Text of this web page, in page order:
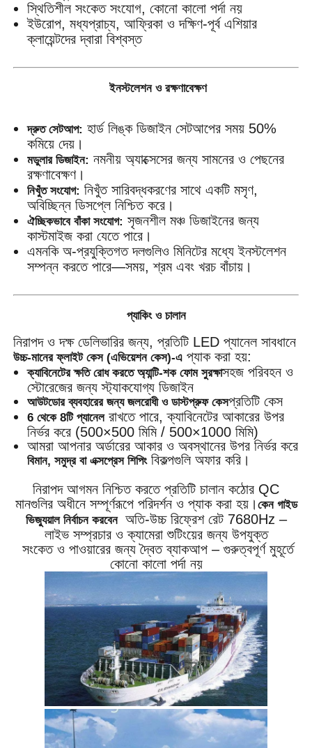
স্থিতিশীল সংকেত সংযোগ, কোনো কালো পর্দা নয়
ইউরোপ, মধ্যপ্রাচ্য, আফ্রিকা ও দক্ষিণ-পূর্ব এশিয়ার
ক্লায়েন্টদের দ্বারা বিশ্বস্ত
ইনস্টলেশন ও রক্ষণাবেক্ষণ
দ্রুত সেটআপ: হার্ড লিঙ্ক ডিজাইন সেটআপের সময় 50%
কমিয়ে দেয়।
মডুলার ডিজাইন: নমনীয় অ্যাক্সেসের জন্য সামনের ও পেছনের
রক্ষণাবেক্ষণ।
নিখুঁত সংযোগ: নিখুঁত সারিবদ্ধকরণের সাথে একটি মসৃণ,
অবিচ্ছিন্ন ডিসপ্লে নিশ্চিত করে।
ঐচ্ছিকভাবে বাঁকা সংযোগ: সৃজনশীল মঞ্চ ডিজাইনের জন্য
কাস্টমাইজ করা যেতে পারে।
এমনকি অ-প্রযুক্তিগত দলগুলিও মিনিটের মধ্যে ইনস্টলেশন
সম্পন্ন করতে পারে—সময়, শ্রম এবং খরচ বাঁচায়।
প্যাকিং ও চালান
নিরাপদ ও দক্ষ ডেলিভারির জন্য, প্রতিটি LED প্যানেল সাবধানে
উচ্চ-মানের ফ্লাইট কেস (এভিয়েশন কেস)-এ প্যাক করা হয়:
ক্যাবিনেটের ক্ষতি রোধ করতে অ্যান্টি-শক ফোম সুরক্ষাসহজ পরিবহন ও
স্টোরেজের জন্য স্ট্যাকযোগ্য ডিজাইন
আউটডোর ব্যবহারের জন্য জলরোধী ও ডাস্টপ্রুফ কেসপ্রতিটি কেস
6 থেকে 8টি প্যানেলরাখতে পারে, ক্যাবিনেটের আকারের উপর
নির্ভর করে (500×500 মিমি / 500×1000 মিমি)
আমরা আপনার অর্ডারের আকার ও অবস্থানের উপর নির্ভর করে
বিমান, সমুদ্র বা এক্সপ্রেস শিপিংবিকল্পগুলি অফার করি।
নিরাপদ আগমন নিশ্চিত করতে প্রতিটি চালান কঠোর QC
মানগুলির অধীনে সম্পূর্ণরূপে পরিদর্শন ও প্যাক করা হয়। কেন গাইড
ভিজ্যুয়াল নির্বাচন করবেন অতি-উচ্চ রিফ্রেশ রেট 7680Hz –
লাইভ সম্প্রচার ও ক্যামেরা শুটিংয়ের জন্য উপযুক্ত
সংকেত ও পাওয়ারের জন্য দ্বৈত ব্যাকআপ – গুরুত্বপূর্ণ মুহূর্তে
কোনো কালো পর্দা নয়